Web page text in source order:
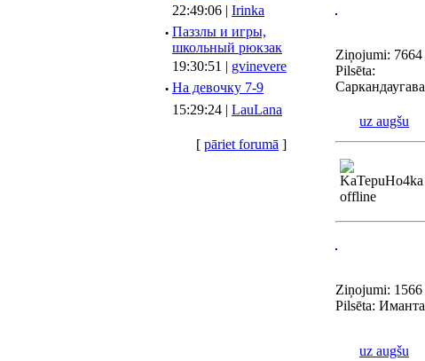
22:49:06 | Irinka
· Паззлы и игры,
школьный рюкзак
19:30:51 | gvinevere
· Hа девочку 7-9
15:29:24 | LauLana
[ pāriet forumā ]
Ziņojumi: 7664
Pilsēta:
Саркандаугава
uz augšu
Ziņojumi: 1566
Pilsēta: Иманта
uz augšu